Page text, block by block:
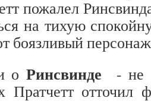
пожалел
на тихую
боязливый
о Ринсвинде - не
отточил